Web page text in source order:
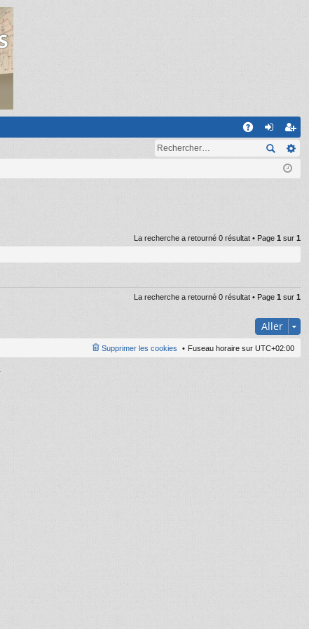
on ns
cri
La recherche a retourné 0 résultat • Page 1 sur 1
La recherche a retourné 0 résultat • Page 1 sur 1
Aller
Fuseau horaire sur UTC+02:00
Supprimer les cookies